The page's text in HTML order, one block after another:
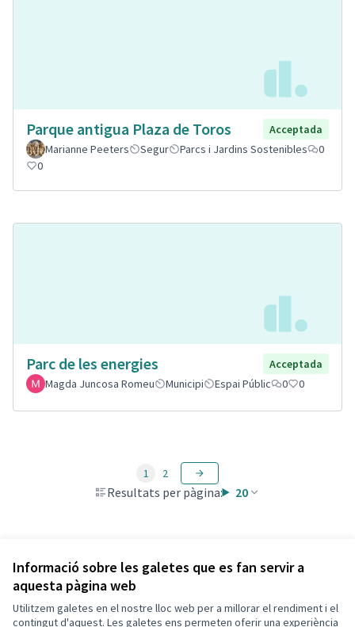
Informació sobre les galetes que es fan servir a
aquesta pàgina web
Utilitzem galetes en el nostre lloc web per a millorar el rendiment i el
contingut d'aquest. Les galetes ens permeten oferir una experiència
Parque antigua Plaza de Toros
Acceptada
Marianne Peeters
Segur Parcs i Jardins Sostenibles
0
0
Parc de les energies
Acceptada
Magda Juncosa Romeu
Municipi Espai Públic 0 0
Resultats per pàgina: 20
1 2
Veure totes les propostes retirades
Termes i condicions d'ús